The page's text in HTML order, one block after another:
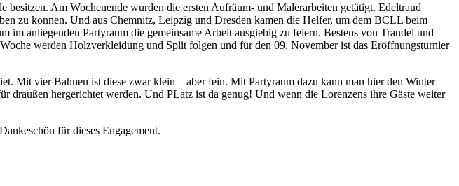
Am Wochenende wurden die ersten Aufräum- und Malerarbeiten getätigt. Edeltraud
zu können. Und aus Chemnitz, Leipzig und Dresden kamen die Helfer, um dem BCLL beim
anliegenden Partyraum die gemeinsame Arbeit ausgiebig zu feiern. Bestens von Traudel und
werden Holzverkleidung und Split folgen und für den 09. November ist das Eröffnungsturnier
Mit vier Bahnen ist diese zwar klein – aber fein. Mit Partyraum dazu kann man hier den Winter
draußen hergerichtet werden. Und PLatz ist da genug! Und wenn die Lorenzens ihre Gäste weiter
für dieses Engagement.